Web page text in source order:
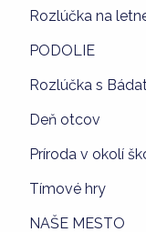
Rozlúčka na
PODOLIE
Rozlúčka s
Deň otcov
Príroda v okolí
Tímové hry
NAŠE MESTO